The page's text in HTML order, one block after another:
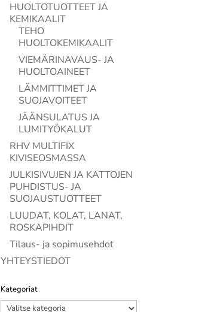
HUOLTOTUOTTEET JA
KEMIKAALIT
TEHO
HUOLTOKEMIKAALIT
VIEMÄRINAVAUS- JA
HUOLTOAINEET
LÄMMITTIMET JA
SUOJAVOITEET
JÄÄNSULATUS JA
LUMITYÖKALUT
RHV MULTIFIX
KIVISEOSMASSA
JULKISIVUJEN JA KATTOJEN
PUHDISTUS- JA
SUOJAUSTUOTTEET
LUUDAT, KOLAT, LANAT,
ROSKAPIHDIT
Tilaus- ja sopimusehdot
YHTEYSTIEDOT
Kategoriat
Kategoriat